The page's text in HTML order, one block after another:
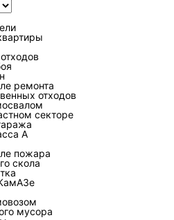
прием на объекте;
объекте). Для
ремонта
отходов
секторе
А
пожара
скола
мусора